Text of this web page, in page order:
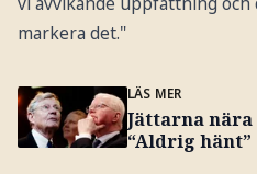
markera det."
LÄS MER
Jättarna
“Aldrig hänt”